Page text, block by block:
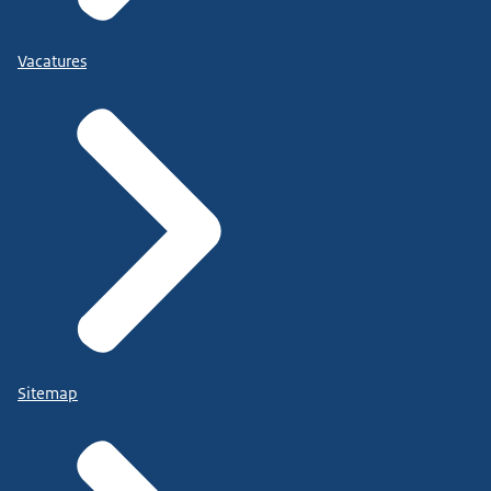
Vacatures
Sitemap